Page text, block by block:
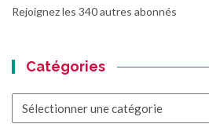
Rejoignez les 340 autres abonnés
Catégories